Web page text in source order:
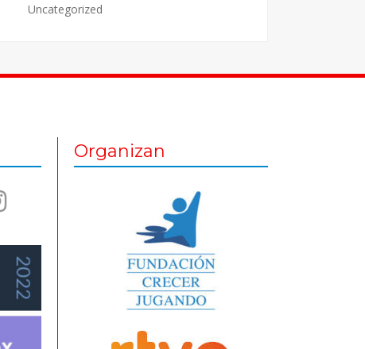
Uncategorized
Organizan